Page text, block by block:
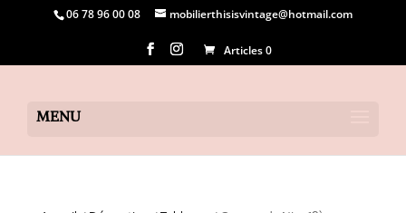
06 78 96 00 08 mobilierthisisvintage@hotmail.com
Articles 0